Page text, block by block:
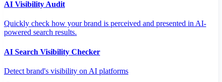
AI Visibility Audit
Quickly check how your brand is perceived and presented in AI-
powered search results.
AI Search Visibility Checker
Detect brand's visibility on AI platforms